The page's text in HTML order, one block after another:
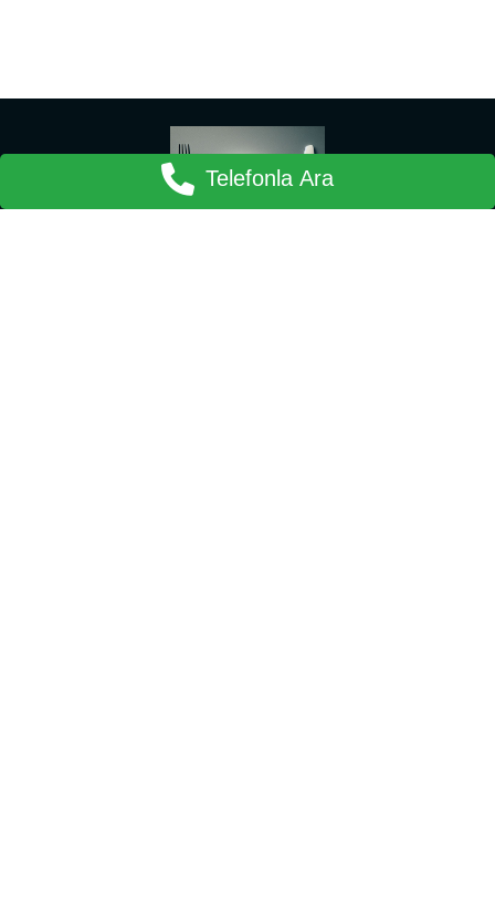
Telefonla Ara